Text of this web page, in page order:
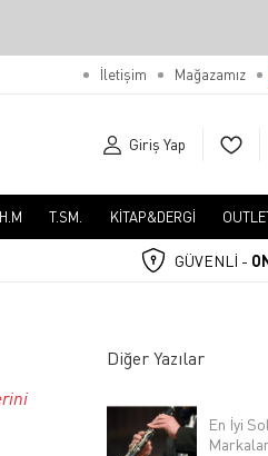
İletişim Mağazamız
Giriş Yap
T.SM. KİTAP&DERGİ
GÜVENLİ -
Diğer Yazılar
En İyi